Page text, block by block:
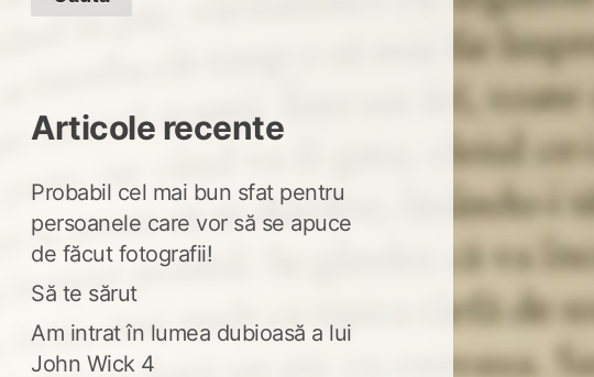
Articole recente
Probabil cel mai bun sfat pentru
persoanele care vor să se apuce
de făcut fotografii!
Să te sărut
Am intrat în lumea dubioasă a lui
John Wick 4